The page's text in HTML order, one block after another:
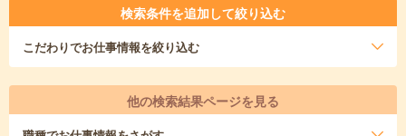
検索条件を追加して絞り込む
こだわりでお仕事情報を絞り込む
他の検索結果ページを見る